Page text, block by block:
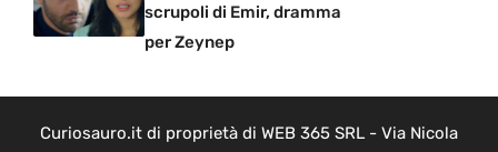
scrupoli di Emir, dramma
per Zeynep
Curiosauro.it di proprietà di WEB 365 SRL - Via Nicola